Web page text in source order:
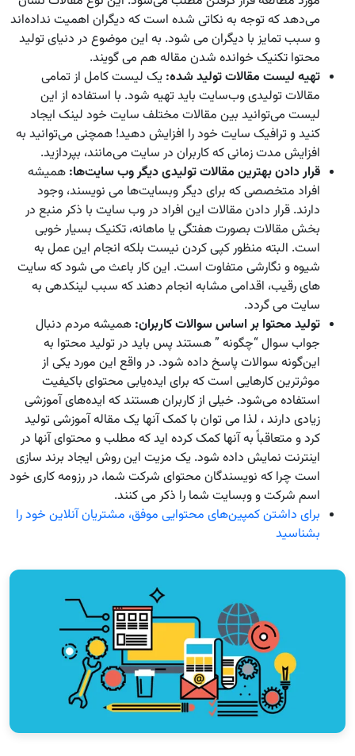
می‌دهد که توجه به نکاتی شده است که دیگران اهمیت نداده‌اند
و سبب تمایز با دیگران می شود. به این موضوع در دنیای تولید
محتوا تکنیک خوانده شدن مقاله هم می گویند.
تهیه لیست مقالات تولید شده: یک لیست کامل از تمامی
مقالات تولیدی وب‌سایت باید تهیه شود. با استفاده از این
لیست می‌توانید بین مقالات مختلف سایت خود لینک ایجاد
کنید و ترافیک سایت خود را افزایش دهید! همچنی می‌توانید به
افزایش مدت زمانی که کاربران در سایت می‌مانند، بپردازید.
قرار دادن بهترین مقالات تولیدی دیگر وب سایت‌ها: همیشه
افراد متخصصی که برای دیگر وبسایت‌ها می نویسند، وجود
دارند. قرار دادن مقالات این افراد در وب سایت با ذکر منبع در
بخش مقالات بصورت هفتگی یا ماهانه، تکنیک بسیار خوبی
است. البته منظور کپی کردن نیست بلکه انجام این عمل به
شیوه و نگارشی متفاوت است. این کار باعث می شود که سایت
های رقیب، اقدامی مشابه انجام دهند که سبب لینکدهی به
سایت می گردد.
تولید محتوا بر اساس سوالات کاربران: همیشه مردم دنبال
جواب سوال “چگونه ” هستند پس باید در تولید محتوا به
این‌گونه سوالات پاسخ داده شود. در واقع این مورد یکی از
موثرترین کارهایی است که برای ایده‌یابی محتوای باکیفیت
استفاده می‌شود. خیلی از کاربران هستند که ایده‌های آموزشی
زیادی دارند ، لذا می توان با کمک آنها یک مقاله آموزشی تولید
کرد و متعاقباً به آنها کمک کرده اید که مطلب و محتوای آنها در
اینترنت نمایش داده شود. یک مزیت این روش ایجاد برند سازی
است چرا که نویسندگان محتوای شرکت شما، در رزومه کاری خود
اسم شرکت و وبسایت شما را ذکر می کنند.
برای داشتن کمپین‌های محتوایی موفق، مشتریان آنلاین خود را
بشناسید